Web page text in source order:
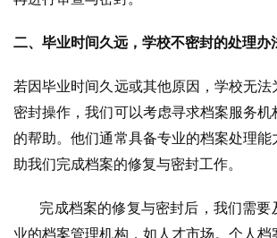
二、毕业时间久远，学校不密封的处理办
若因毕业时间久远或其他原因，学校无法
密封操作，我们可以考虑寻求档案服务机
的帮助。他们通常具备专业的档案处理
助我们完成档案的修复与密封工作。
完成档案的修复与密封后，我们需要
业的档案管理机构，如人才市场。个人